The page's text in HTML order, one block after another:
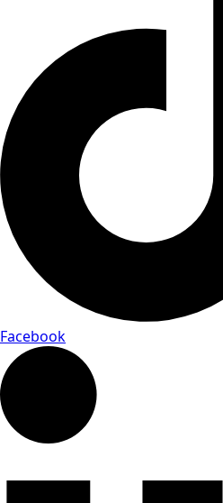
Facebook